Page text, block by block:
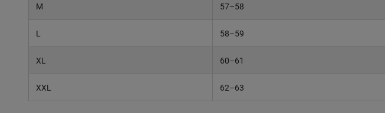
M 57–58
L 58–59
XL 60–61
XXL 62–63